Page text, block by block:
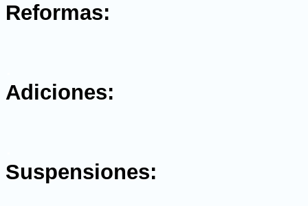
Reformas:
Adiciones:
Suspensiones: